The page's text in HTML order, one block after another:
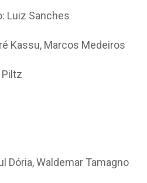
Luiz Sanches
Kassu, Marcos Medeiros
Piltz
Dória, Waldemar Tamagno